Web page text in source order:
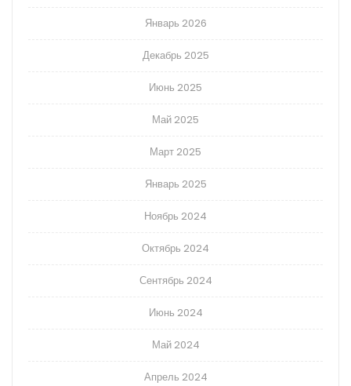
Январь 2026
Декабрь 2025
Июнь 2025
Май 2025
Март 2025
Январь 2025
Ноябрь 2024
Октябрь 2024
Сентябрь 2024
Июнь 2024
Май 2024
Апрель 2024